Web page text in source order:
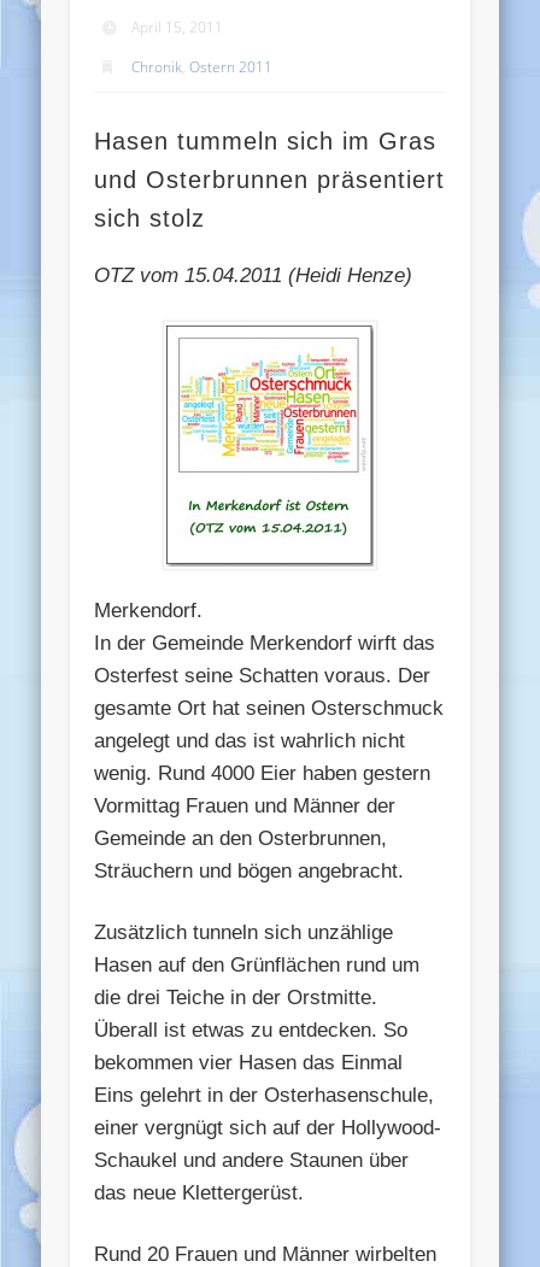
April 15, 2011
Chronik,Ostern 2011
Hasen tummeln sich im Gras
und Osterbrunnen präsentiert
sich stolz
OTZ vom 15.04.2011 (Heidi Henze)
Merkendorf.
In der Gemeinde Merkendorf wirft das
Osterfest seine Schatten voraus. Der
gesamte Ort hat seinen Osterschmuck
angelegt und das ist wahrlich nicht
wenig. Rund 4000 Eier haben gestern
Vormittag Frauen und Männer der
Gemeinde an den Osterbrunnen,
Sträuchern und bögen angebracht.
Zusätzlich tunneln sich unzählige
Hasen auf den Grünflächen rund um
die drei Teiche in der Orstmitte.
Überall ist etwas zu entdecken. So
bekommen vier Hasen das Einmal
Eins gelehrt in der Osterhasenschule,
einer vergnügt sich auf der Hollywood-
Schaukel und andere Staunen über
das neue Klettergerüst.
Rund 20 Frauen und Männer wirbelten